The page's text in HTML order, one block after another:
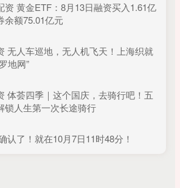
资 黄金ETF：8月13日融资买入1.61亿
余额75.01亿元
无人车巡地，无人机飞天！上海织就
地网”
体荟四季｜这个国庆，去骑行吧！五
锁人生第一次长途骑行
认了！就在10月7日11时48分！